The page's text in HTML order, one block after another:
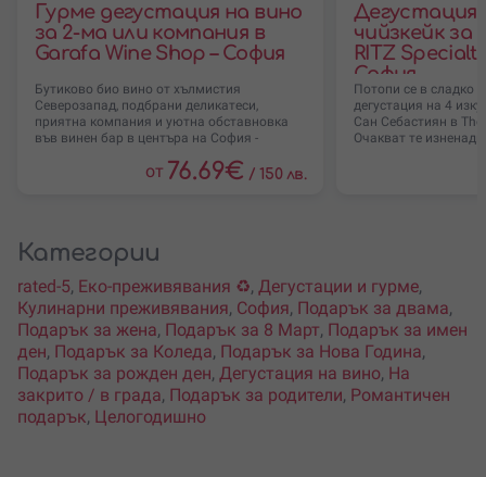
Гурме дегустация на вино
за 2-ма или компания в
Garafa Wine Shop – София
Бутиково био вино от хълмистия
Северозапад, подбрани деликатеси,
приятна компания и уютна обставновка
във винен бар в центъра на София -
от 76.69€ / 150 лв.
Дегустация
чийзкейк за
RITZ
София
Потопи се в сладко
дегустация на 4
Сан Себастиян в The
Очакват те
Категории
rated-5, Еко-преживявания ♻️, Дегустации и гурме,
Кулинарни преживявания, София, Подарък за двама,
Подарък за жена, Подарък за 8 Март, Подарък за имен
ден, Подарък за Коледа, Подарък за Нова Година,
Подарък за рожден ден, Дегустация на вино, На
закрито / в града, Подарък за родители, Романтичен
подарък, Целогодишно